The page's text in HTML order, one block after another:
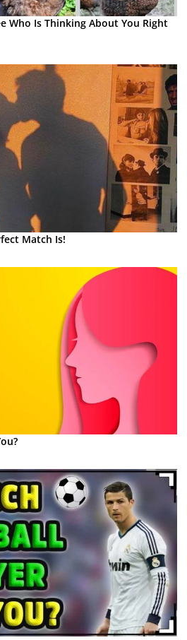
Who Is Thinking About You Right
Match Is!